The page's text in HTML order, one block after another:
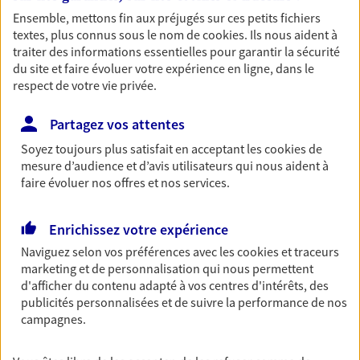
Découvrir les offres Épargne
Retraite
Préparez sereinement ce nouveau chapitre de
votre vie avec les conseils d'un expert. Découvrez
notre solution PER (Plan Epargne Retraite)
spécialement conçue pour la retraite.
Découvrir l'offre Retraite
Prévoyance
Pour un avenir serein, assurez-vous avec notre
contrat prévoyance. Préservez vos proches en cas
d'accident ou de maladie en optant pour les
garanties incapacité temporaire totale de travail,
invalidité ou de décès.
Ensemble, mettons fin aux préjugés sur ces petits fichiers
textes, plus connus sous le nom decookies. Ils nous aident à
traiter des informations essentielles pour garantir la sécurité
du site et faire évoluer votre expérience en ligne, dans le
respect de votre vie privée.
Partagez vos attentes
Soyez toujours plus satisfait en acceptant lescookiesde
mesure d’audience et d’avis utilisateurs qui nous aident à
faire évoluer nos offres et nos services.
Enrichissez votre expérience
Naviguez selon vos préférences avec lescookies et traceurs
marketing et de personnalisation qui nous permettent
d'afficher du contenu adapté à vos centres d'intérêts, des
publicités personnalisées et de suivre la performance de nos
campagnes.